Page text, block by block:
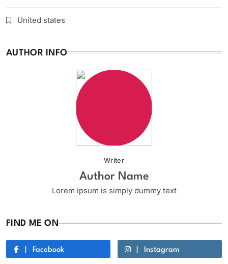
United states
AUTHOR INFO
Writer
Author Name
Lorem ipsum is simply dummy text
FIND ME ON
Facebook Instagram